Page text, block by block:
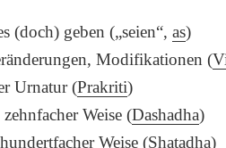
(doch) geben („seien“,as)
Modifikationen (
Urnatur (Prakriti)
Weise (Dashadha)
Weise (Shatadha)